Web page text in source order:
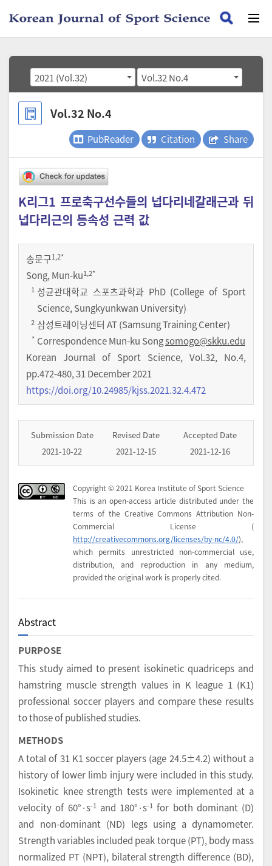
2021 (Vol.32) Vol.32 No.4
Vol.32 No.4
PubReader Citation Share
K리그1 프로축구선수들의 넙다리네갈래근과 뒤
넙다리근의 등속성 근력 값
송문구1,2*
Song, Mun-ku1,2*
1 성균관대학교 스포츠과학과 PhD (College of Sport
Science, Sungkyunkwan University)
2 삼성트레이닝센터 AT (Samsung Training Center)
* Correspondence Mun-ku Songsomogo@skku.edu
Korean Journal of Sport Science, Vol.32, No.4,
pp.472-480,31 December 2021
https://doi.org/10.24985/kjss.2021.32.4.472
Submission Date
2021-10-22
Revised Date
2021-12-15
Accepted Date
2021-12-16
Copyright © 2021 Korea Institute of Sport Science
This is an open-access article distributed under the
terms of the Creative Commons Attribution Non-
Commercial License (
http://creativecommons.org/licenses/by-nc/4.0/),
which permits unrestricted non-commercial use,
distribution, and reproduction in any medium,
provided the original work is properly cited.
Abstract
PURPOSE
This study aimed to present isokinetic quadriceps and
hamstring muscle strength values in K league 1 (K1)
professional soccer players and compare these results
to those of published studies.
METHODS
A total of 31 K1 soccer players (age 24.5±4.2) without a
history of lower limb injury were included in this study.
Isokinetic knee strength tests were implemented at a
velocity of 60°·s-1and 180°·s-1 for both dominant (D)
and non-dominant (ND) legs using a dynamometer.
Strength variables included peak torque (PT), body mass
normalized PT (NPT), bilateral strength difference (BD),